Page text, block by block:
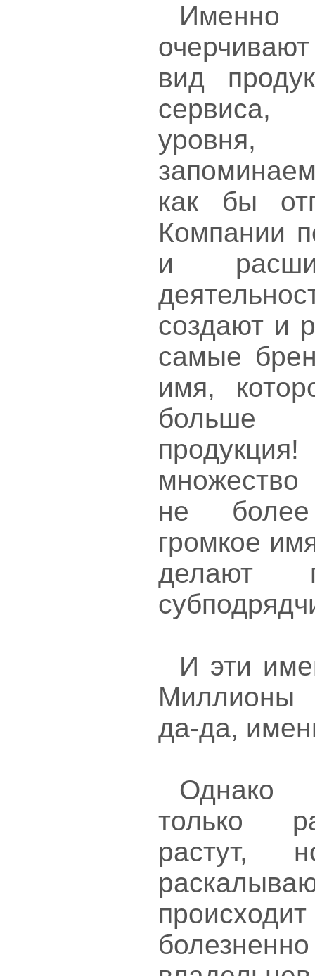
Именно
вид
сервиса,
как бы
Компании
и
создают и
самые
имя,
не
громкое
делают
И эти
Миллионы
да-да,
Однако
только
растут,